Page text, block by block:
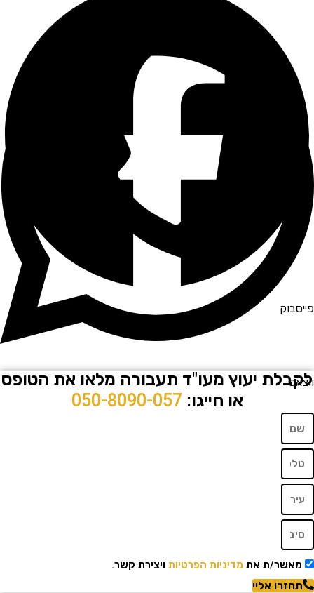
יעוץ מעו"ד תעבורה מלאו את הטופס
או חייגו:050-8090-057
ת אתמדיניות הפרטיותויצירת קשר.
אליי